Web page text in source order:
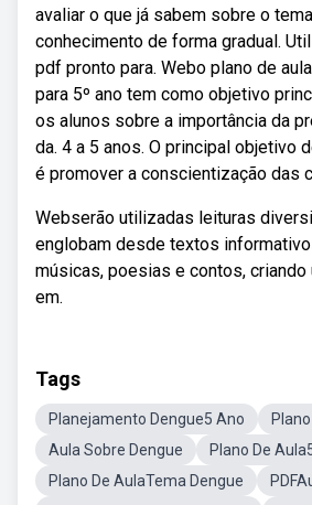
avaliar o que já sabem sobre o
conhecimento de forma gradual.
pdf pronto para. Webo plano de
para 5º ano tem como objetivo
os alunos sobre a importância da
da. 4 a 5 anos. O principal objetivo
é promover a conscientização das
Webserão utilizadas leituras
englobam desde textos
músicas, poesias e contos, criando
em.
Tags
Planejamento Dengue5 Ano
Aula Sobre Dengue
Plano De
Plano De AulaTema Dengue